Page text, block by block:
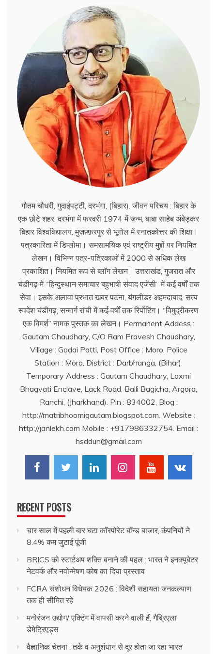
गौतम चौधरी, गुदाईपट्टी, दरभंगा, (बिहार). जीवन परिचय : बिहार के
एक छोटे शहर, दरभंगा में फरवरी 1974 में जन्म, बाबा साहेब अंबेड्कर
बिहार विश्वविद्यालय, मुज़फ़्फ़रपुर से भूगोल में स्नातकोत्तर की शिक्षा।
पत्रकारिता में डिप्लोमा। समसामयिक एवं राष्ट्रीय मुद्दों पर नियमित
लेखन। विभिन्न पत्र-पत्रिकाओं में 2000 से अधिक लेख
प्रकाशित। नियमित रूप से ब्लाॅग लेखन। उत्तराखंड, गुजरात और
चंडीगढ़ में ‘‘हिन्दुस्थान समाचार बहुभाषी संवाद एजेंसी’’ में कई वर्षों तक
सेवा। इसके अलावा प्रभात खबर पटना, यंगलीडर अहमदाबाद, सत्य
स्वदेश चंडीगढ़, सन्मार्ग रांची में कई वर्षों तक रिर्पोटिंग। ‘‘विमुद्रीकरण
एक विमर्श’’ नामक पुस्तक का लेखन। Permanent Addess :
Gautam Chaudhary, C/O Ram Pravesh Chaudhary,
Village : Godai Patti, Post Office : Moro, Police
Station : Moro, District : Darbhanga, (Bihar).
Temporary Address : Gautam Chaudhary, Laxmi
Bhagvati Enclave, Lack Road, Balli Bagicha, Argora,
Ranchi, (Jharkhand). Pin : 834002, Blog :
http://matribhoomigautam.blogspot.com. Website :
http://janlekh.com Mobile : +917986332754. Email :
hsddun@gmail.com
RECENT POSTS
चार साल में पहली बार घटा कॉरपोरेट बॉन्ड बाजार, कंपनियों ने
8.4% कम जुटाई पूंजी
BRICS को स्टार्टअप शक्ति बनाने की पहल : भारत ने इनक्यूबेटर
नेटवर्क और नवोन्मेषण कोष का दिया प्रस्ताव
FCRA संशोधन विधेयक 2026 : विदेशी सहायता जनकल्याण
तक ही सीमित रहे
मनोरंजन उद्योग/ एक्टिंग में वापसी करने वाली हैं, गैब्रिएला
डेमेट्रिएड्स
वैज्ञानिक चेतना : तर्क व अनुशंधान से दूर होता जा रहा भारत